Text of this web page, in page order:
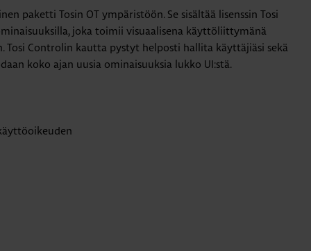
paketti Tosin OT ympäristöön. Se sisältää lisenssin Tosi
joka toimii visuaalisena käyttöliittymänä
Tosi Controlin kautta pystyt helposti hallita käyttäjiäsi sekä
koko ajan uusia ominaisuuksia lukko UI:stä.